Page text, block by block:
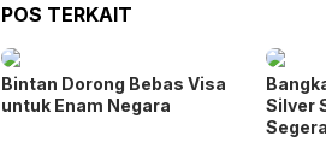
POS TERKAIT
Bintan Dorong Bebas Visa
untuk Enam Negara
Silver